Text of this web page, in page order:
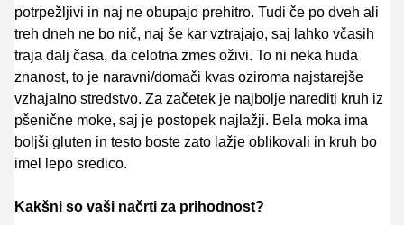
potrpežljivi in naj ne obupajo prehitro. Tudi če po dveh ali
treh dneh ne bo nič, naj še kar vztrajajo, saj lahko včasih
traja dalj časa, da celotna zmes oživi. To ni neka huda
znanost, to je naravni/domači kvas oziroma najstarejše
vzhajalno stredstvo. Za začetek je najbolje narediti kruh iz
pšenične moke, saj je postopek najlažji. Bela moka ima
boljši gluten in testo boste zato lažje oblikovali in kruh bo
imel lepo sredico.
Kakšni so vaši načrti za prihodnost?